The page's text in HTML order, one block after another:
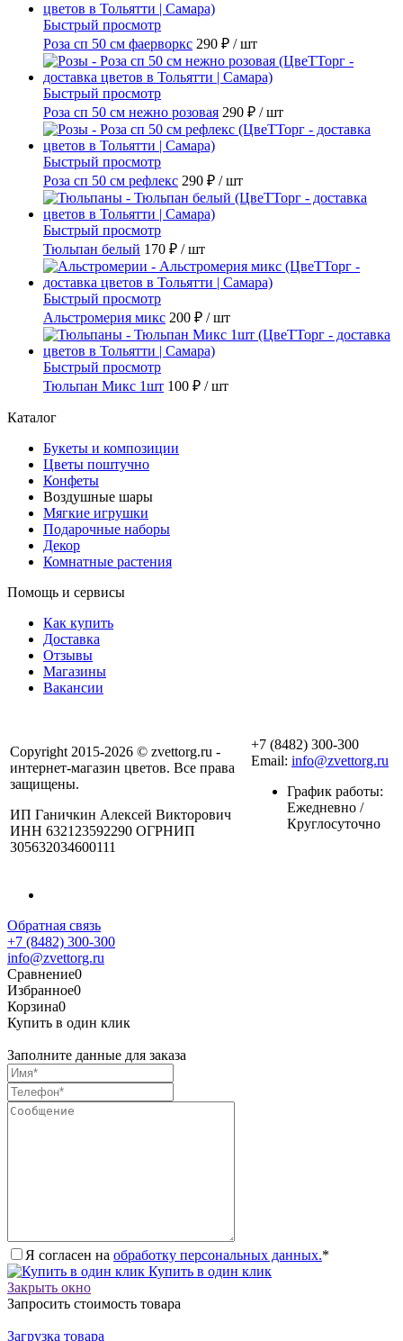
Быстрый просмотр
Роза сп 50 см фаерворкс 290 ₽ / шт
Быстрый просмотр
Роза сп 50 см нежно розовая 290 ₽ / шт
Быстрый просмотр
Роза сп 50 см рефлекс 290 ₽ / шт
Быстрый просмотр
Тюльпан белый 170 ₽ / шт
Быстрый просмотр
Альстромерия микс 200 ₽ / шт
Быстрый просмотр
Тюльпан Микс 1шт 100 ₽ / шт
Каталог
Букеты и композиции
Цветы поштучно
Конфеты
Воздушные шары
Мягкие игрушки
Подарочные наборы
Декор
Комнатные растения
Помощь и сервисы
Как купить
Доставка
Отзывы
Магазины
Вакансии
Copyright 2015-2026 © zvettorg.ru -
интернет-магазин цветов. Все права
защищены.
ИП Ганичкин Алексей Викторович
ИНН 632123592290 ОГРНИП
305632034600111
+7 (8482) 300-300
Email: info@zvettorg.ru
График работы:
Ежедневно /
Круглосуточно
Обратная связь
+7 (8482) 300-300
info@zvettorg.ru
Сравнение0
Избранное0
Корзина0
Купить в один клик
Заполните данные для заказа
Я согласен на обработку персональных данных.*
Купить в один клик
Закрыть окно
Запросить стоимость товара
Загрузка товара